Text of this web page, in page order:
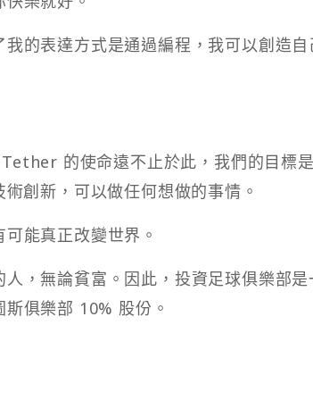
的表達方式是通過編程，我可以創造自
的使命遠不止於此，我們的目標
創新，可以做任何想做的事情。
能真正改變世界。
，無論貧富。因此，投資足球俱樂部是
俱樂部 10% 股份。